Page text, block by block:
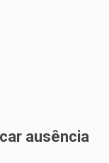
ausência